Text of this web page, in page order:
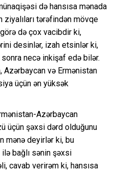
də hansısa mənada
ziyalıları tərəfindən mövqe
görə də çox vacibdir ki,
desinlər, izah etsinlər ki,
necə inkişaf edə bilər.
Azərbaycan və Ermənistan
üçün ən yüksək
Azərbaycan
üçün şəxsi dərd olduğunu
mənə deyirlər ki, bu
bağlı sənin şəxsi
cavab verirəm ki, hansısa